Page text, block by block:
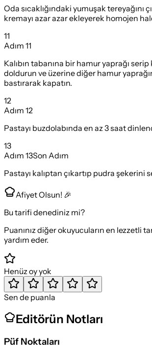
Oda sıcaklığındaki yumuşak tereyağını
kremayı azar azar ekleyerek homojen
11
Adım 11
Kalıbın tabanına bir hamur yaprağı
doldurun ve üzerine diğer hamur
bastırarak kapatın.
12
Adım 12
Pastayı buzdolabında en az 3 saat
13
Adım 13Son Adım
Pastayı kalıptan çıkartıp pudra şekerini
Afiyet Olsun! 🎉
Bu tarifi denediniz mi?
Puanınız diğer okuyucuların en lezzetli
yardım eder.
Henüz oy yok
Sen de puanla
Editörün Notları
Püf Noktaları